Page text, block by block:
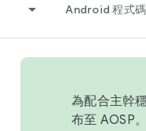
Android 程式
為配合主幹
布至 AOSP